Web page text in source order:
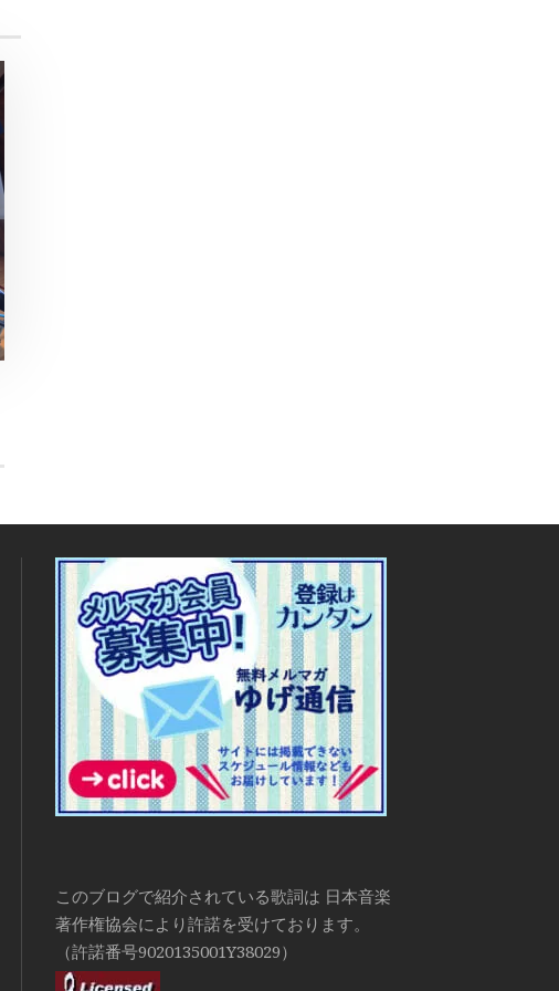
このブログで紹介されている歌詞は 日本音楽
著作権協会により許諾を受けております。
（許諾番号9020135001Y38029）